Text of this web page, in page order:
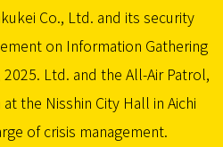
Co., Ltd. and its security
on Information Gathering
Ltd. and the All-Air Patrol,
the Nisshin City Hall in Aichi
of crisis management.